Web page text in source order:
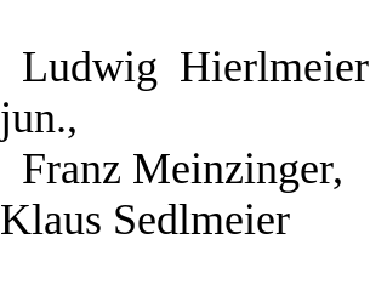
Ludwig Hierlmeier
jun.,
Franz Meinzinger,
Klaus Sedlmeier